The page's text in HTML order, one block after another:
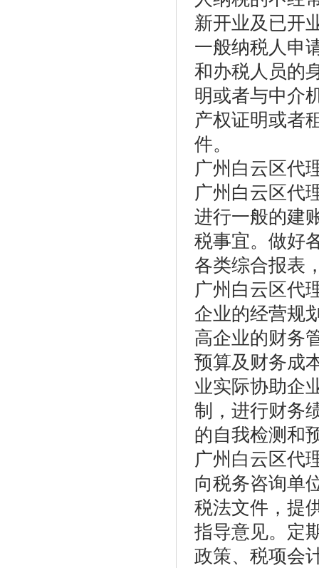
新开业及已开
一般纳税人申
和办税人员的
明或者与中介
产权证明或者
件。
广州白云区代
广州白云区代
进行一般的建
税事宜。做好
各类综合报表
广州白云区代
企业的经营规
高企业的财务
预算及财务成
业实际协助企
制，进行财务
的自我检测和
广州白云区代
向税务咨询单
税法文件，提
指导意见。定
政策、税项会